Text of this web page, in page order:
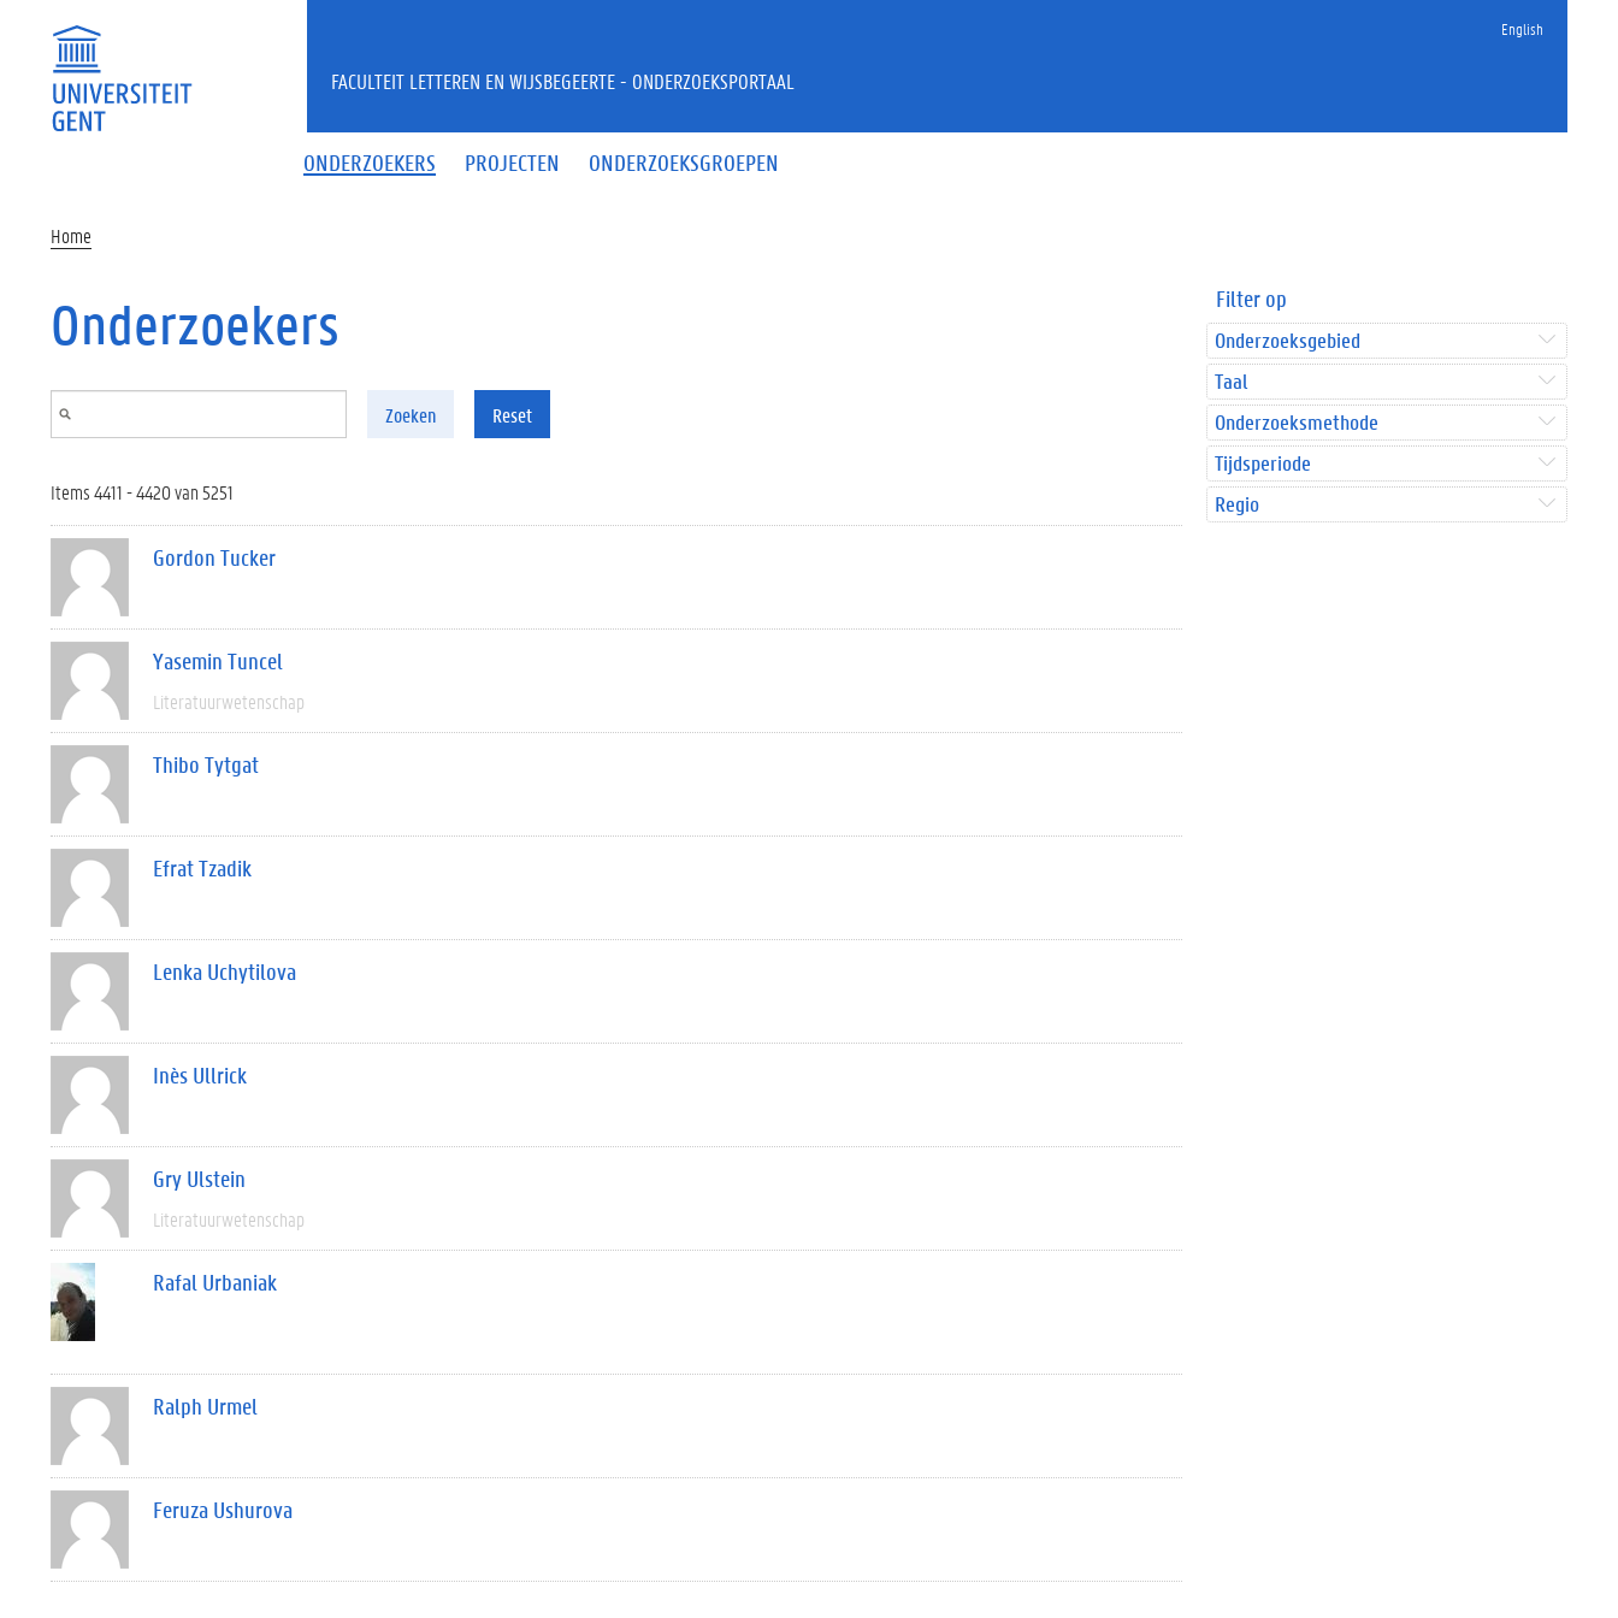
English
ONDERZOEKERS PROJECTEN ONDERZOEKSGROEPEN
FACULTEIT LETTEREN EN WIJSBEGEERTE - ONDERZOEKSPORTAAL
Home
Onderzoekers
Zoeken Reset
Items 4411 - 4420 van 5251
Gordon Tucker
Yasemin Tuncel
Literatuurwetenschap
Thibo Tytgat
Efrat Tzadik
Lenka Uchytilova
Inès Ullrick
Gry Ulstein
Literatuurwetenschap
Rafal Urbaniak
Ralph Urmel
Feruza Ushurova
Filter op
Onderzoeksgebied
Taal
Onderzoeksmethode
Tijdsperiode
Regio